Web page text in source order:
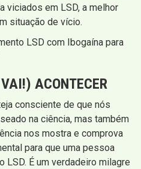
viciados em LSD, a melhor
situação de vício.
LSD com Ibogaína para
ACONTECER
consciente de que nós
na ciência, mas também
nos mostra e comprova
para que uma pessoa
É um verdadeiro milagre